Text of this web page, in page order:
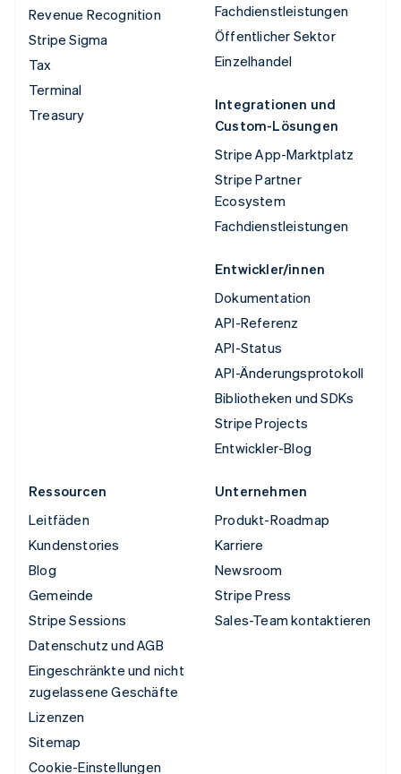
Revenue Recognition
Stripe Sigma
Tax
Terminal
Treasury
Fachdienstleistungen
Öffentlicher Sektor
Einzelhandel
Integrationen und
Custom-Lösungen
Stripe App-Marktplatz
Stripe Partner
Ecosystem
Fachdienstleistungen
Entwickler/innen
Dokumentation
API-Referenz
API-Status
API-Änderungsprotokoll
Bibliotheken und SDKs
Stripe Projects
Entwickler-Blog
Ressourcen
Leitfäden
Kundenstories
Blog
Gemeinde
Stripe Sessions
Datenschutz und AGB
Eingeschränkte und nicht
zugelassene Geschäfte
Lizenzen
Sitemap
Cookie-Einstellungen
Unternehmen
Produkt-Roadmap
Karriere
Newsroom
Stripe Press
Sales-Team kontaktieren